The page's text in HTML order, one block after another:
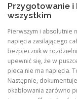
Przygotowanie
wszystkim
Pierwszym i absolutnie
napięcia zasilającego
bezpiecznik w
upewnić się, że w
pieca nie ma napięcia.
Następnie,
okablowania zarówno